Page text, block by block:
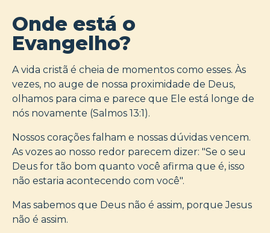
Onde está o
Evangelho?
A vida cristã é cheia de momentos como esses. Às
vezes, no auge de nossa proximidade de Deus,
olhamos para cima e parece que Ele está longe de
nós novamente (Salmos 13:1).
Nossos corações falham e nossas dúvidas vencem.
As vozes ao nosso redor parecem dizer: "Se o seu
Deus for tão bom quanto você afirma que é, isso
não estaria acontecendo com você".
Mas sabemos que Deus não é assim, porque Jesus
não é assim.